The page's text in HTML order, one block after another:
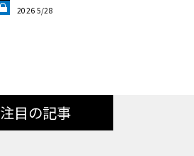
2026 5/28
注目の記事